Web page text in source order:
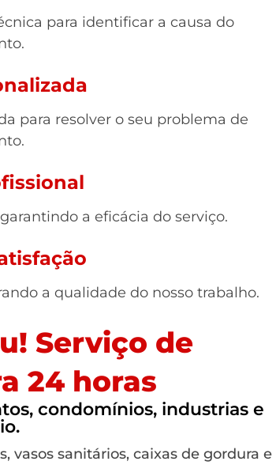
para identificar a causa do
para resolver o seu problema de
a eficácia do serviço.
a qualidade do nosso trabalho.
Serviço de
24 horas
condomínios, industrias e
vasos sanitários, caixas de gordura e